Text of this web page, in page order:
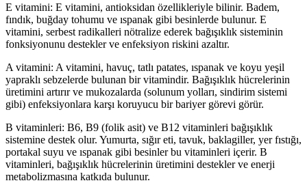
E vitamini: E vitamini, antioksidan özellikleriyle bilinir. Badem,
fındık, buğday tohumu ve ıspanak gibi besinlerde bulunur. E
vitamini, serbest radikalleri nötralize ederek bağışıklık sisteminin
fonksiyonunu destekler ve enfeksiyon riskini azaltır.
A vitamini: A vitamini, havuç, tatlı patates, ıspanak ve koyu yeşil
yapraklı sebzelerde bulunan bir vitamindir. Bağışıklık hücrelerinin
üretimini artırır ve mukozalarda (solunum yolları, sindirim sistemi
gibi) enfeksiyonlara karşı koruyucu bir bariyer görevi görür.
B vitaminleri: B6, B9 (folik asit) ve B12 vitaminleri bağışıklık
sistemine destek olur. Yumurta, sığır eti, tavuk, baklagiller, yer fıstığı,
portakal suyu ve ıspanak gibi besinler bu vitaminleri içerir. B
vitaminleri, bağışıklık hücrelerinin üretimini destekler ve enerji
metabolizmasına katkıda bulunur.